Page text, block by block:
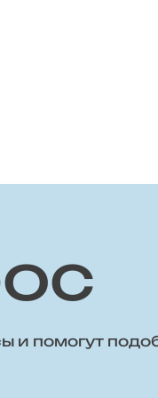
и помогут